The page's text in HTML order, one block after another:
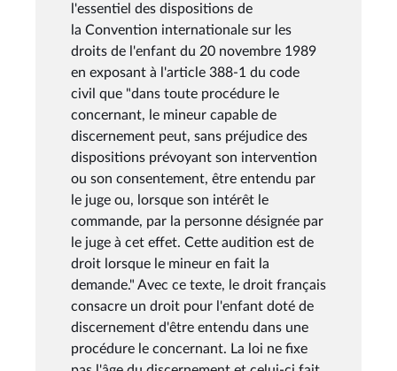
l'essentiel des dispositions de
la Convention internationale sur les
droits de l'enfant du 20 novembre 1989
en exposant à l'article 388-1 du code
civil que "dans toute procédure le
concernant, le mineur capable de
discernement peut, sans préjudice des
dispositions prévoyant son intervention
ou son consentement, être entendu par
le juge ou, lorsque son intérêt le
commande, par la personne désignée par
le juge à cet effet. Cette audition est de
droit lorsque le mineur en fait la
demande." Avec ce texte, le droit français
consacre un droit pour l'enfant doté de
discernement d'être entendu dans une
procédure le concernant. La loi ne fixe